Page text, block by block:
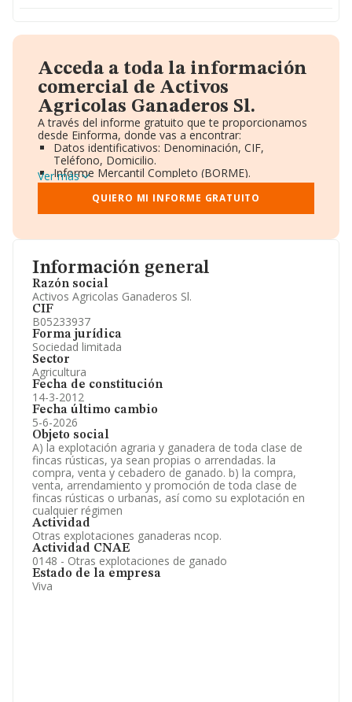
Información general
Razón social
Activos Agricolas Ganaderos Sl.
CIF
B05233937
Forma jurídica
Sociedad limitada
Sector
Agricultura
Fecha de constitución
14-3-2012
Fecha último cambio
5-6-2026
Objeto social
A) la explotación agraria y ganadera de toda clase de
fincas rústicas, ya sean propias o arrendadas. la
compra, venta y cebadero de ganado. b) la compra,
venta, arrendamiento y promoción de toda clase de
fincas rústicas o urbanas, así como su explotación en
cualquier régimen
Actividad
Otras explotaciones ganaderas ncop.
Actividad CNAE
0148 - Otras explotaciones de ganado
Estado de la empresa
Viva
Acceda a toda la información
comercial de Activos
Agricolas Ganaderos Sl.
A través del informe gratuito que te proporcionamos
desde Einforma, donde vas a encontrar:
Datos identificativos: Denominación, CIF,
Teléfono, Domicilio.
Informe Mercantil Completo (BORME).
Gráficos de Evolución Ventas y Empleados.
Consejo de Administración y Administradores.
Directivos y Ejecutivos.
Información oficial y registral complementaria.
Ver más
QUIERO MI INFORME GRATUITO